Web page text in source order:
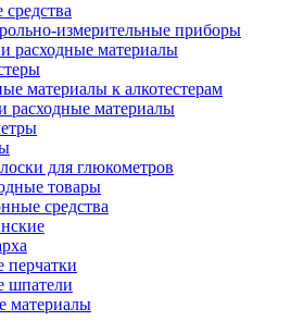
измерительные приборы
расходные материалы
материалы к алкотестерам
расходные материалы
для глюкометров
товары
средства
шпатели
материалы